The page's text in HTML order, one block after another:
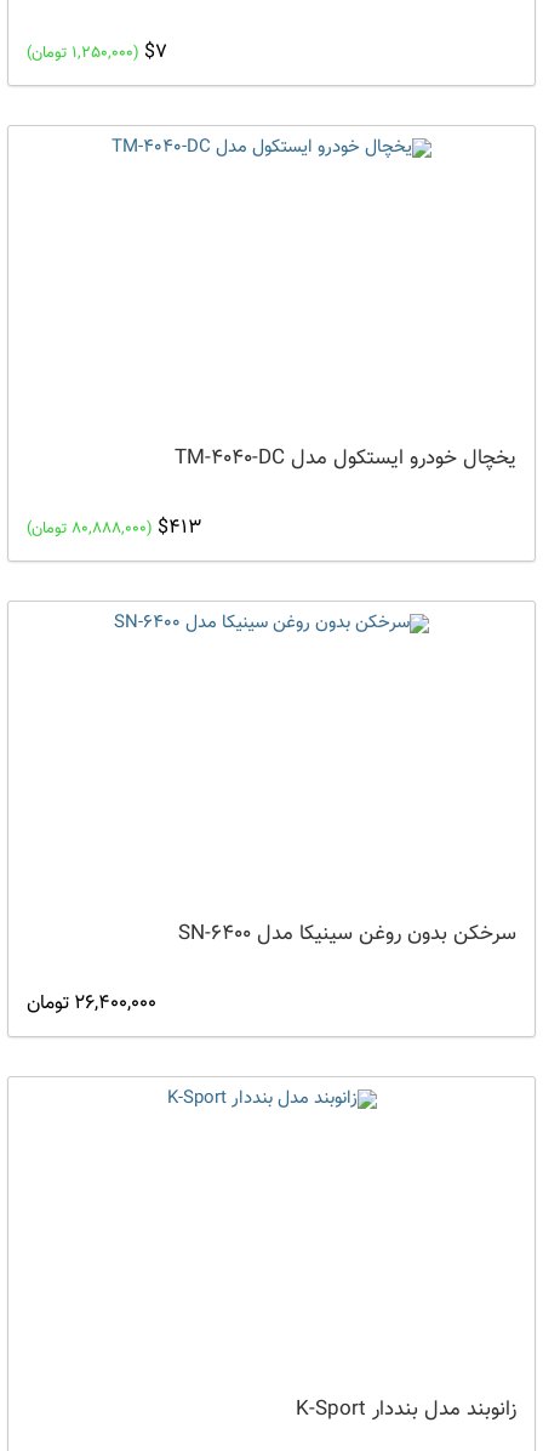
$7 (1,250,000 تومان)
یخچال خودرو ایستکول مدل TM-4040-DC
$413 (80,888,000 تومان)
سرخکن بدون روغن سینیکا مدل SN-6400
26,400,000 تومان
زانوبند مدل بنددار K-Sport